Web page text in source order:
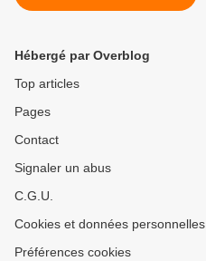
Hébergé par Overblog
Top articles
Pages
Contact
Signaler un abus
C.G.U.
Cookies et données personnelles
Préférences cookies